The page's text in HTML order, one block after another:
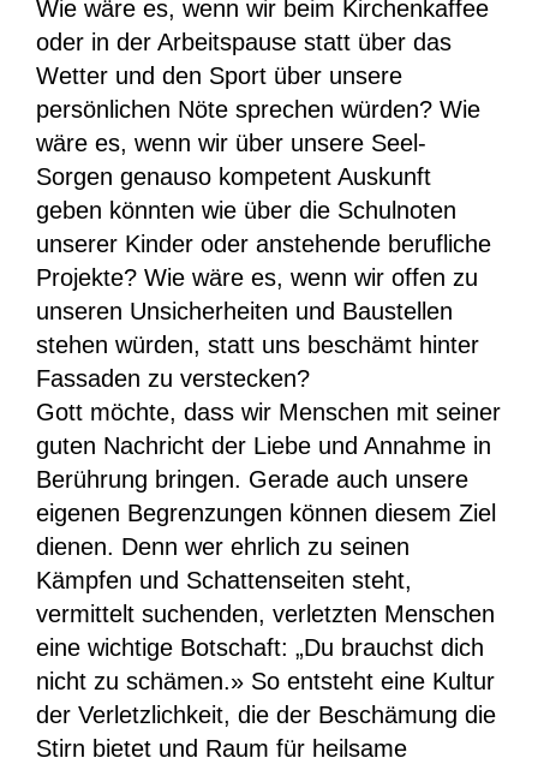
Wie wäre es, wenn wir beim Kirchenkaffee
oder in der Arbeitspause statt über das
Wetter und den Sport über unsere
persönlichen Nöte sprechen würden? Wie
wäre es, wenn wir über unsere Seel-
Sorgen genauso kompetent Auskunft
geben könnten wie über die Schulnoten
unserer Kinder oder anstehende berufliche
Projekte? Wie wäre es, wenn wir offen zu
unseren Unsicherheiten und Baustellen
stehen würden, statt uns beschämt hinter
Fassaden zu verstecken?
Gott möchte, dass wir Menschen mit seiner
guten Nachricht der Liebe und Annahme in
Berührung bringen. Gerade auch unsere
eigenen Begrenzungen können diesem Ziel
dienen. Denn wer ehrlich zu seinen
Kämpfen und Schattenseiten steht,
vermittelt suchenden, verletzten Menschen
eine wichtige Botschaft: „Du brauchst dich
nicht zu schämen.» So entsteht eine Kultur
der Verletzlichkeit, die der Beschämung die
Stirn bietet und Raum für heilsame